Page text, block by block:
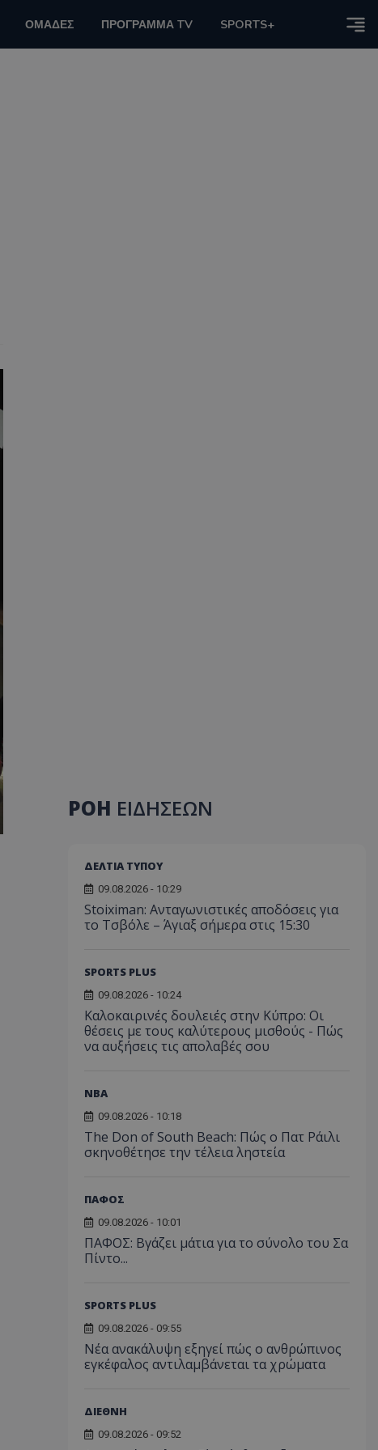
ΟΜΑΔΕΣ ΠΡΟΓΡΑΜΜΑ TV SPORTS+
ΡΟΗ ΕΙΔΗΣΕΩΝ
ΔΕΛΤΙΑ ΤΥΠΟΥ
09.08.2026 - 10:29
Stoiximan: Ανταγωνιστικές αποδόσεις για
το Τσβόλε – Άγιαξ σήμερα στις 15:30
SPORTS PLUS
09.08.2026 - 10:24
Καλοκαιρινές δουλειές στην Κύπρο: Οι
θέσεις με τους καλύτερους μισθούς - Πώς
να αυξήσεις τις απολαβές σου
NBA
09.08.2026 - 10:18
The Don of South Beach: Πώς ο Πατ Ράιλι
σκηνοθέτησε την τέλεια ληστεία
ΠΑΦΟΣ
09.08.2026 - 10:01
ΠΑΦΟΣ: Βγάζει μάτια για το σύνολο του Σα
Πίντο...
SPORTS PLUS
09.08.2026 - 09:55
Νέα ανακάλυψη εξηγεί πώς ο ανθρώπινος
εγκέφαλος αντιλαμβάνεται τα χρώματα
ΔΙΕΘΝΗ
09.08.2026 - 09:52